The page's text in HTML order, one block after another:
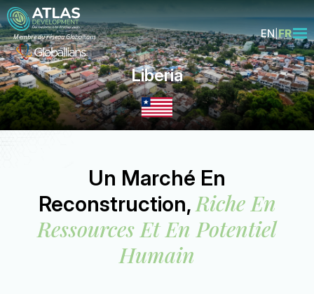
Membre du réseau Globallians EN FR
Liberia
Un Marché En
Reconstruction,Riche En
Ressources Et En Potentiel
Humain